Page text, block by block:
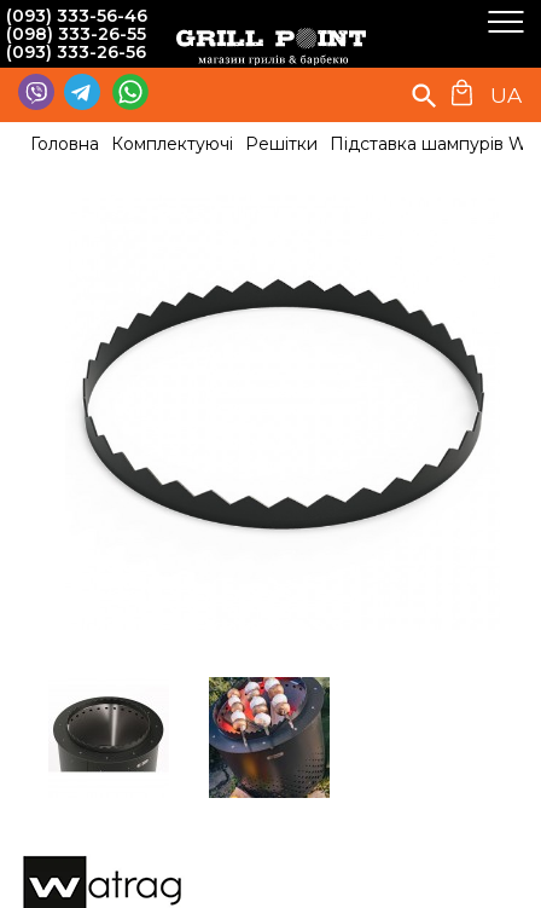
(093) 333-56-46
(098) 333-26-55
(093) 333-26-56
UA
Головна Комплектуючі Решітки Підставка шампурів